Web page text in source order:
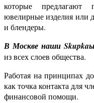
которые предлагают
ювелирные изделия или
и блендеры.
В Москве наши Skupkaы
из всех слоев общества.
Работая на принципах
как точка контакта для
финансовой помощи.